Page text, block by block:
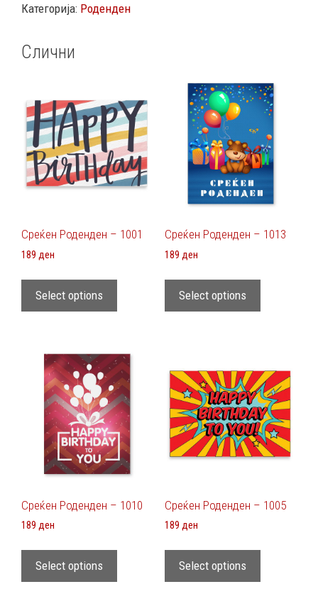
Категорија: Роденден
Слични
Среќен Роденден – 1001
189 ден
Select options
Среќен Роденден – 1013
189 ден
Select options
Среќен Роденден – 1010
189 ден
Select options
Среќен Роденден – 1005
189 ден
Select options